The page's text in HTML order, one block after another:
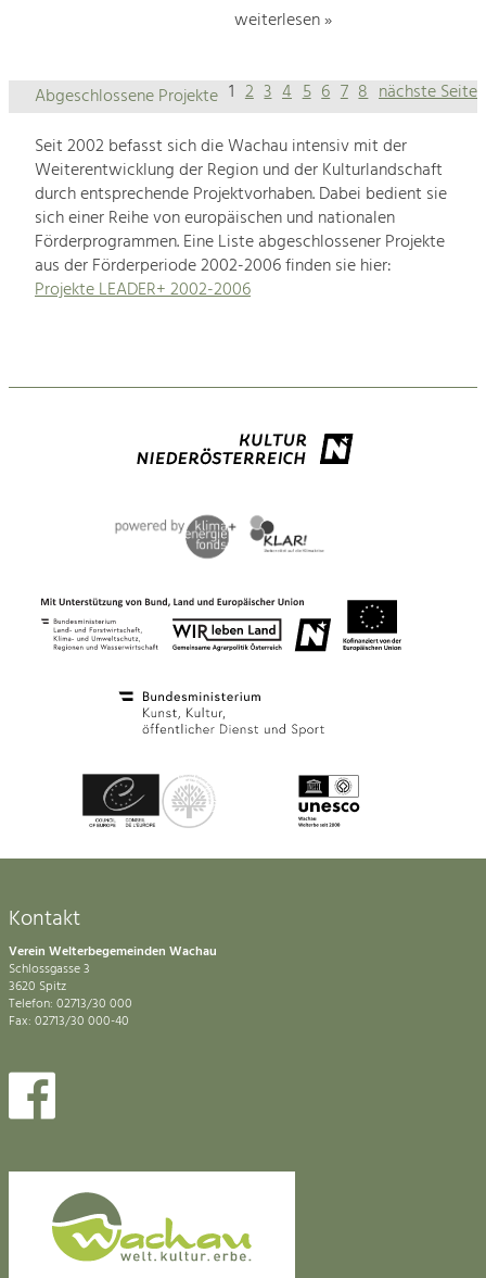
weiterlesen »
1 2 3 4 5 6 7 8 nächste Seite
Abgeschlossene Projekte
Seit 2002 befasst sich die Wachau intensiv mit der
Weiterentwicklung der Region und der Kulturlandschaft
durch entsprechende Projektvorhaben. Dabei bedient sie
sich einer Reihe von europäischen und nationalen
Förderprogrammen. Eine Liste abgeschlossener Projekte
aus der Förderperiode 2002-2006 finden sie hier:
Projekte LEADER+ 2002-2006
Kontakt
Verein Welterbegemeinden Wachau
Schlossgasse 3
3620 Spitz
Telefon: 02713/30 000
Fax: 02713/30 000-40